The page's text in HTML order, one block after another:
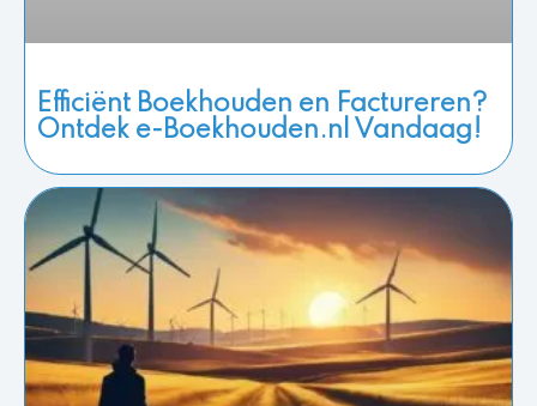
Efficiënt Boekhouden en Factureren?
Ontdek e-Boekhouden.nl Vandaag!